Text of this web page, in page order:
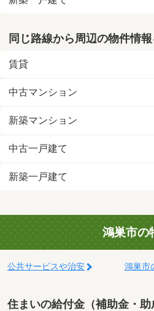
同じ路線から周辺の物件情
賃貸
中古マンション
新築マンション
中古一戸建て
新築一戸建て
鴻巣市の
公共サービスや治安 鴻巣市
住まいの給付金（補助金・助